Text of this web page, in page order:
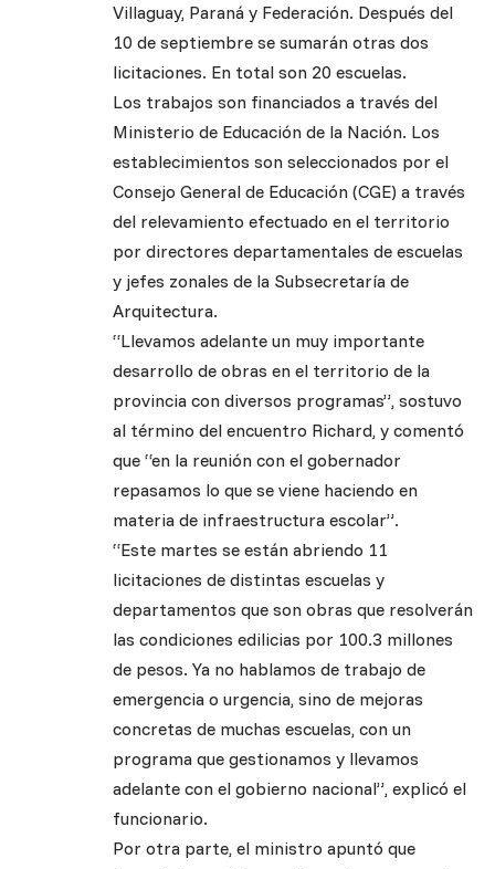
Villaguay, Paraná y Federación. Después del
10 de septiembre se sumarán otras dos
licitaciones. En total son 20 escuelas.
Los trabajos son financiados a través del
Ministerio de Educación de la Nación. Los
establecimientos son seleccionados por el
Consejo General de Educación (CGE) a través
del relevamiento efectuado en el territorio
por directores departamentales de escuelas
y jefes zonales de la Subsecretaría de
Arquitectura.
“Llevamos adelante un muy importante
desarrollo de obras en el territorio de la
provincia con diversos programas”, sostuvo
al término del encuentro Richard, y comentó
que “en la reunión con el gobernador
repasamos lo que se viene haciendo en
materia de infraestructura escolar”.
“Este martes se están abriendo 11
licitaciones de distintas escuelas y
departamentos que son obras que resolverán
las condiciones edilicias por 100.3 millones
de pesos. Ya no hablamos de trabajo de
emergencia o urgencia, sino de mejoras
concretas de muchas escuelas, con un
programa que gestionamos y llevamos
adelante con el gobierno nacional”, explicó el
funcionario.
Por otra parte, el ministro apuntó que